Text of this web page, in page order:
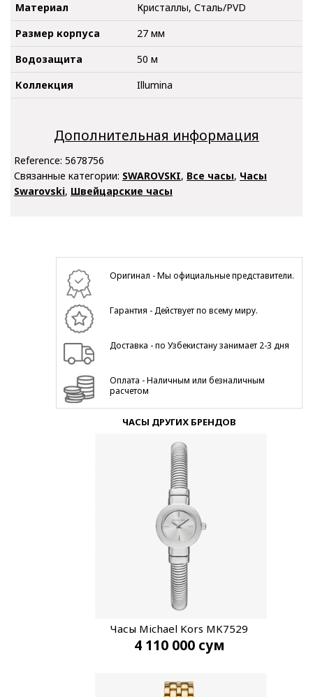
Материал
Кристаллы, Сталь/PVD
Размер корпуса
27 мм
Водозащита
50 м
Коллекция
Illumina
Дополнительная информация
Reference: 5678756
Связанные категории: SWAROVSKI, Все часы, Часы
Swarovski, Швейцарские часы
Оригинал - Мы официальные представители.
Гарантия - Действует по всему миру.
Доставка - по Узбекистану занимает 2-3 дня
Оплата - Наличным или безналичным
расчетом
ЧАСЫ ДРУГИХ БРЕНДОВ
Часы Michael Kors MK7529
4 110 000 сум